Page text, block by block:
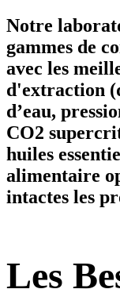
Notre
gammes de
avec les
d'extraction
d’eau,
CO2
huiles
alimentaire
intactes les
Les